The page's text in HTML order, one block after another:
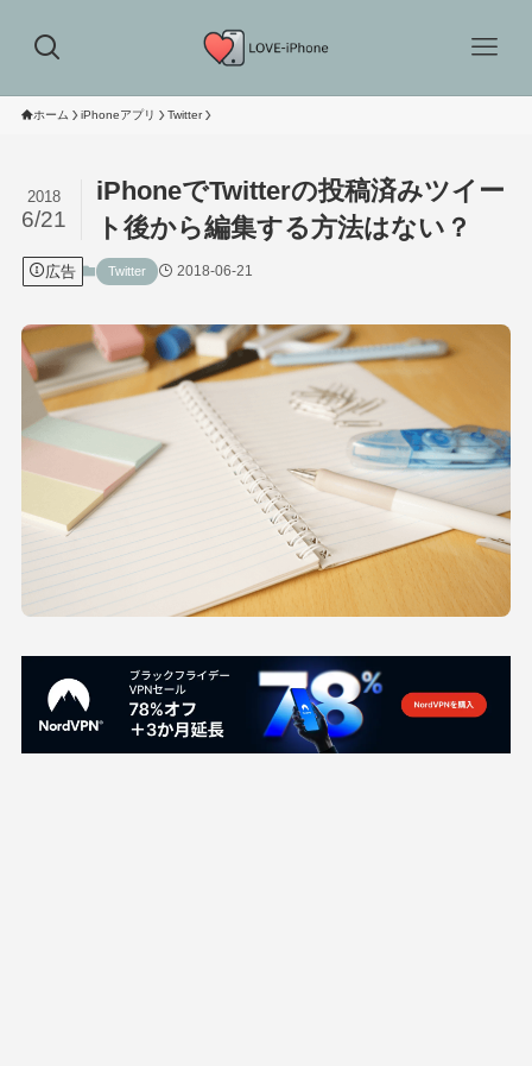
ホーム iPhoneアプリ Twitter
iPhoneでTwitterの投稿済みツイー
ト後から編集する方法はない？
2018
6/21
広告 Twitter 2018-06-21